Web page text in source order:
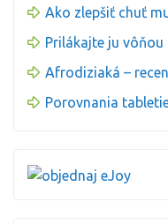
Ako zlepšiť chuť
Prilákajte ju vôňou
Afrodiziaká –
Porovnania